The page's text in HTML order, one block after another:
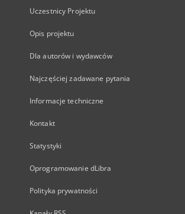
Uczestnicy Projektu
Opis projektu
Dla autorów i wydawców
Najczęściej zadawane pytania
Informacje techniczne
Kontakt
Statystyki
Oprogramowanie dLibra
Polityka prywatności